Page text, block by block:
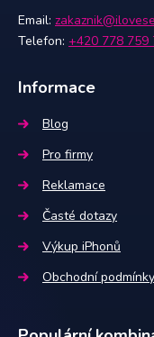
Email:
Telefon: +420 778 759
Informace
Blog
Pro firmy
Reklamace
Časté dotazy
Výkup iPhonů
Obchodní podmínky